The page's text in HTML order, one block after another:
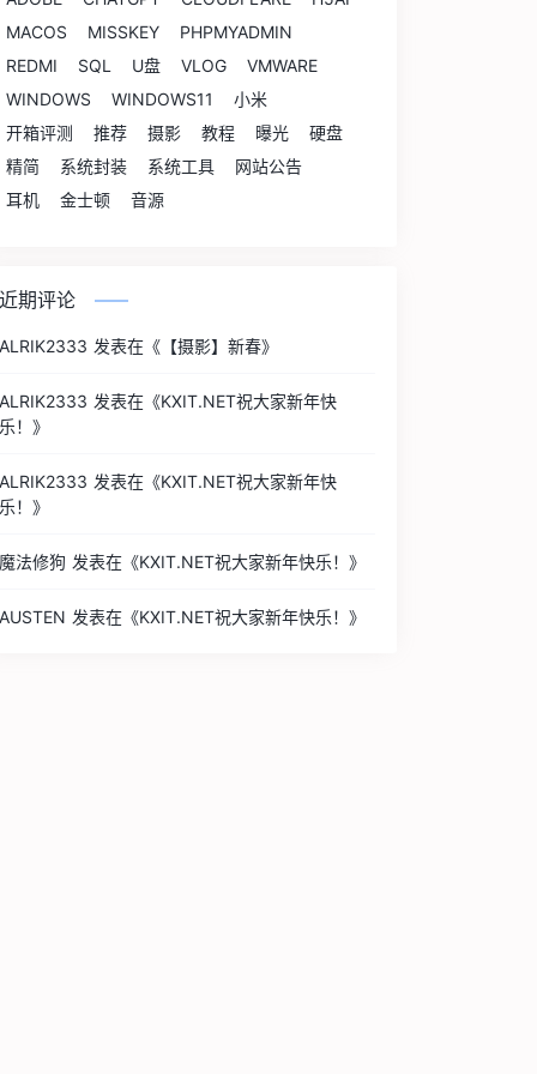
MACOS
MISSKEY
PHPMYADMIN
REDMI
SQL U盘 VLOG
VMWARE
WINDOWS
WINDOWS11
小米
开箱评测
推荐 摄影 教程 曝光
硬盘
精简
系统封装 系统工具
网站公告
耳机
金士顿 音源
近期评论
ALRIK2333 发表在《 【摄影】新春》
ALRIK2333 发表在《KXIT.NET祝大家新年快
乐！ 》
ALRIK2333 发表在《KXIT.NET祝大家新年快
乐！ 》
魔法修狗 发表在《KXIT.NET祝大家新年快乐！ 》
AUSTEN 发表在《KXIT.NET祝大家新年快乐！ 》